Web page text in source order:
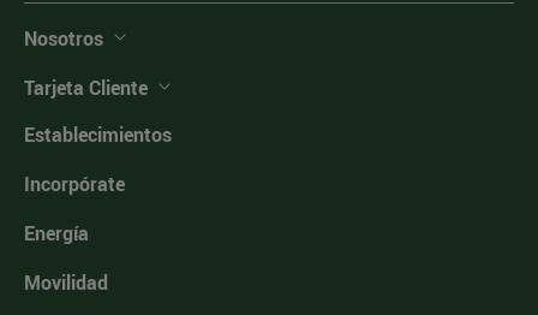
Nosotros
Tarjeta Cliente
Establecimientos
Incorpórate
Energía
Movilidad